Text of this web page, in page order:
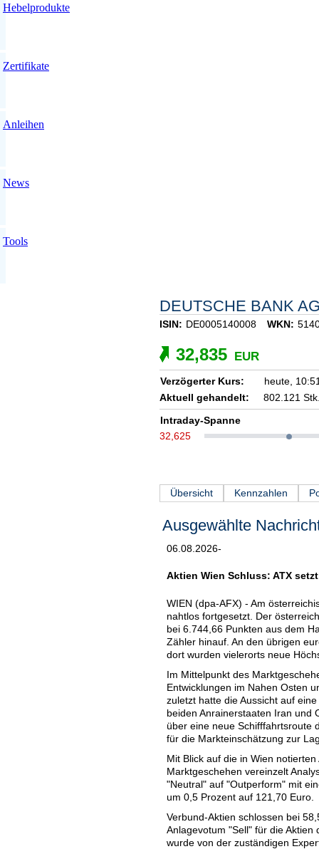
Hebelprodukte
Zertifikate
Anleihen
News
Tools
DEUTSCHE BANK
ISIN: DE0005140008 WKN:
32,835 EUR
Verzögerter Kurs: heute,
Aktuell gehandelt:
802.121
Intraday-Spanne
32,625
Übersicht Kennzahlen
Ausgewählte
06.08.2026-
Aktien Wien Schluss: ATX
WIEN (dpa-AFX) - Am
nahtlos fortgesetzt. Der
bei 6.744,66 Punkten aus dem
Zähler hinauf. An den übrigen
dort wurden vielerorts neue
Im Mittelpunkt des
Entwicklungen im Nahen Osten
zuletzt hatte die Aussicht auf
beiden Anrainerstaaten Iran und
über eine neue Schifffahrtsroute
für die Markteinschätzung zur
Mit Blick auf die in Wien
Marktgeschehen vereinzelt
"Neutral" auf "Outperform" mit
um 0,5 Prozent auf 121,70 Euro.
Verbund-Aktien schlossen bei
Anlagevotum "Sell" für die
wurde von der zuständigen